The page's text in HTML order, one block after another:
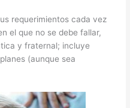
requerimientos cada vez
el que no se debe fallar,
y fraternal; incluye
(aunque sea